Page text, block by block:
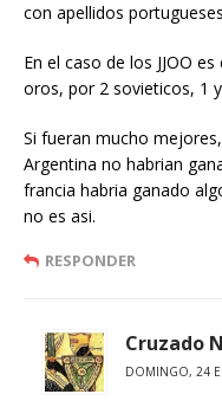
con apellidos
En el caso de los JJOO
oros, por 2 sovieticos, 1
Si fueran mucho
Argentina no habrian
francia habria ganado
no es asi.
RESPONDER
Cruzado
DOMINGO, 24